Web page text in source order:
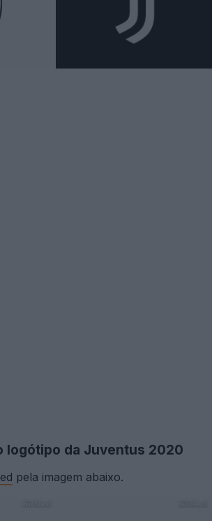
logótipo da Juventus 2020
pela imagem abaixo.